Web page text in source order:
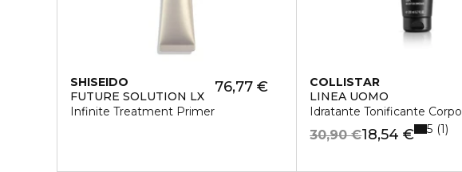
SHISEIDO
FUTURE SOLUTION LX
Infinite Treatment Primer
76,77 €
COLLISTAR
LINEA UOMO
Idratante Tonificante Corpo
18,54 €
30,90 € 5 1